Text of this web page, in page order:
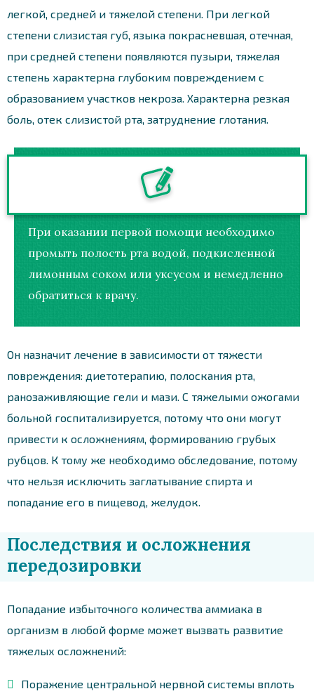
легкой, средней и тяжелой степени. При легкой
степени слизистая губ, языка покрасневшая, отечная,
при средней степени появляются пузыри, тяжелая
степень характерна глубоким повреждением с
образованием участков некроза. Характерна резкая
боль, отек слизистой рта, затруднение глотания.
При оказании первой помощи необходимо
промыть полость рта водой, подкисленной
лимонным соком или уксусом и немедленно
обратиться к врачу.
Он назначит лечение в зависимости от тяжести
повреждения: диетотерапию, полоскания рта,
ранозаживляющие гели и мази. С тяжелыми ожогами
больной госпитализируется, потому что они могут
привести к осложнениям, формированию грубых
рубцов. К тому же необходимо обследование, потому
что нельзя исключить заглатывание спирта и
попадание его в пищевод, желудок.
Последствия и осложнения
передозировки
Попадание избыточного количества аммиака в
организм в любой форме может вызвать развитие
тяжелых осложнений:
Поражение центральной нервной системы вплоть